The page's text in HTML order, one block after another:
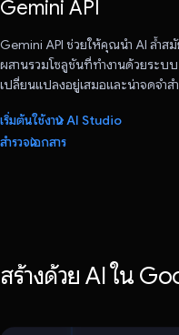
Gemini API
Gemini API ช่วยให้คุณนำ AI ล้ำส
ผสานรวมโซลูชันที่ทำงานด้วยระบ
เปลี่ยนแปลงอยู่เสมอและน่าจดจําสํ
เริ่มต้นใช้งาน AI Studio
สำรวจเอกสาร
สร้างด้วย AI ใน